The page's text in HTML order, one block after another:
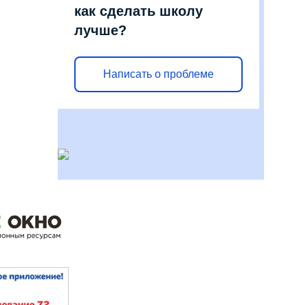
как сделать школу
лучше?
Написать о проблеме